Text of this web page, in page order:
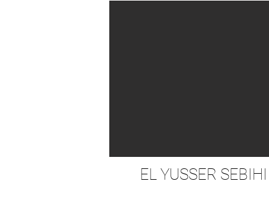
EL YUSSER SEBIHI